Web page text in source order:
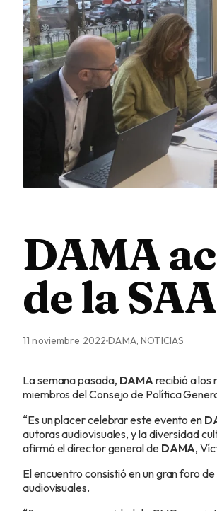
DAMA
de la
11 noviembre 2022DAMA, NOTICIAS
La semana pasada, DAMArecibió a los
miembros del Consejo de Política
“Es un placer celebrar este evento en
autoras audiovisuales, y la diversidad
afirmó el director general de DAMA,
El encuentro consistió en un gran foro
audiovisuales.